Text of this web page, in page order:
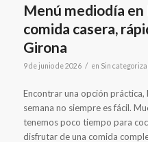
Menú mediodía
comida casera,
Girona
9 de junio de 2026 / en Sin
Encontrar una opción
semana no siempre es fácil.
tenemos poco tiempo para
disfrutar de una comida